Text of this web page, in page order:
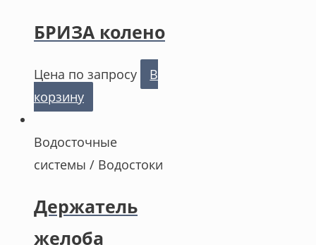
БРИЗА колено
Цена по запросу
В
корзину
Водосточные
системы / Водостоки
Держатель
желоба